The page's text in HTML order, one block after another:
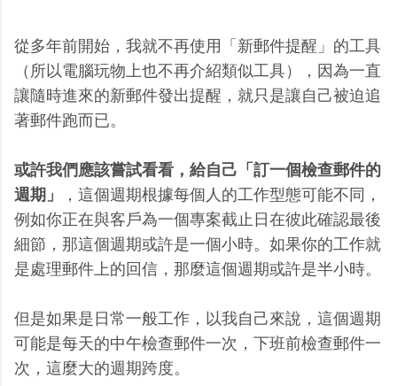
從多年前開始，我就不再使用「新郵件提醒」的工具
（所以電腦玩物上也不再介紹類似工具），因為一直
讓隨時進來的新郵件發出提醒，就只是讓自己被迫追
著郵件跑而已。
或許我們應該嘗試看看，給自己「訂一個檢查郵件的
週期」
，這個週期根據每個人的工作型態可能不同，
例如你正在與客戶為一個專案截止日在彼此確認最後
細節，那這個週期或許是一個小時。如果你的工作就
是處理郵件上的回信，那麼這個週期或許是半小時。
但是如果是日常一般工作，以我自己來說，這個週期
可能是每天的中午檢查郵件一次，下班前檢查郵件一
次，這麼大的週期跨度。